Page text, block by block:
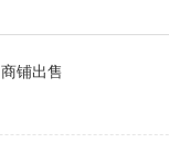
商铺出售